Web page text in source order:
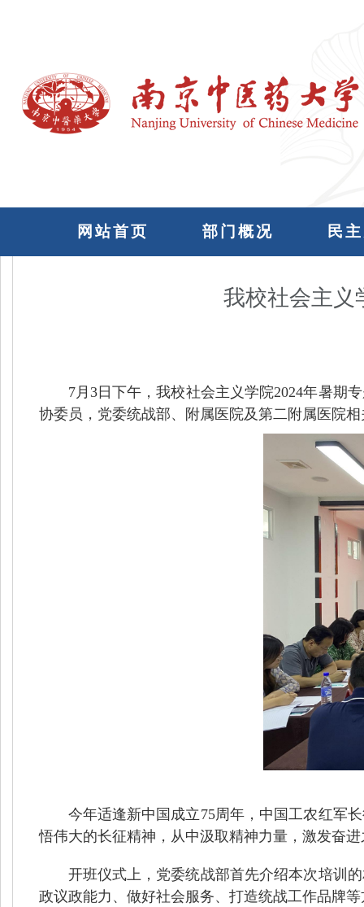
网站首页 部门概况 民
我校社会主义
7月3日下午，我校社会主义学院2024年暑期
协委员，党委统战部、附属医院及第二附属医院
今年适逢新中国成立75周年，中国工农红军
悟伟大的长征精神，从中汲取精神力量，激发奋进
开班仪式上，党委统战部首先介绍本次培训
政议政能力、做好社会服务、打造统战工作品牌